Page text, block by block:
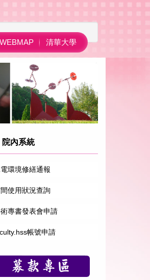
WEBMAP 清華大學
院內系統
環境修繕通報
使用狀況查詢
專書發表會申請
帳號申請